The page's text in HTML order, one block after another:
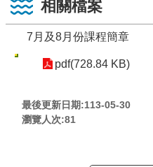
相關檔案
7月及8月份課程簡章
pdf(728.84 KB)
最後更新日期:113-05-30
瀏覽人次:81